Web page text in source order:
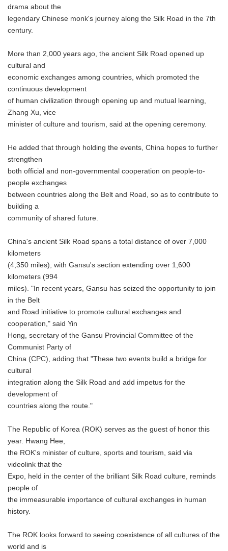
drama about the
legendary Chinese monk's journey along the Silk Road in the 7th
century.
More than 2,000 years ago, the ancient Silk Road opened up
cultural and
economic exchanges among countries, which promoted the
continuous development
of human civilization through opening up and mutual learning,
Zhang Xu, vice
minister of culture and tourism, said at the opening ceremony.
He added that through holding the events, China hopes to further
strengthen
both official and non-governmental cooperation on people-to-
people exchanges
between countries along the Belt and Road, so as to contribute to
building a
community of shared future.
China's ancient Silk Road spans a total distance of over 7,000
kilometers
(4,350 miles), with Gansu's section extending over 1,600
kilometers (994
miles). "In recent years, Gansu has seized the opportunity to join
in the Belt
and Road initiative to promote cultural exchanges and
cooperation," said Yin
Hong, secretary of the Gansu Provincial Committee of the
Communist Party of
China (CPC), adding that "These two events build a bridge for
cultural
integration along the Silk Road and add impetus for the
development of
countries along the route."
The Republic of Korea (ROK) serves as the guest of honor this
year. Hwang Hee,
the ROK's minister of culture, sports and tourism, said via
videolink that the
Expo, held in the center of the brilliant Silk Road culture, reminds
people of
the immeasurable importance of cultural exchanges in human
history.
The ROK looks forward to seeing coexistence of all cultures of the
world and is